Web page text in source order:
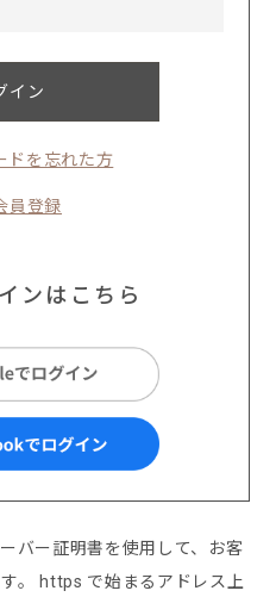
イン
ドを忘れた方
員登録
ンはこちら
バー証明書を使用して、お客
。 https で始まるアドレス上